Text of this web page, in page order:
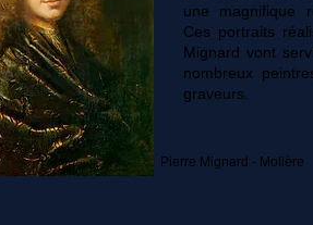
une magnifique
Ces portraits
Mignard vont
nombreux
graveurs.
Pierre Mignard - Molière